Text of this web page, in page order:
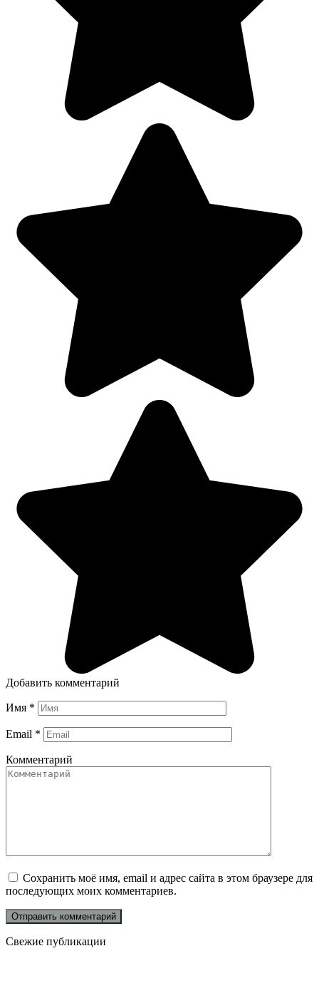
Добавить комментарий
Имя *
Email *
Комментарий
Сохранить моё имя, email и адрес сайта в этом браузере для
последующих моих комментариев.
Свежие публикации